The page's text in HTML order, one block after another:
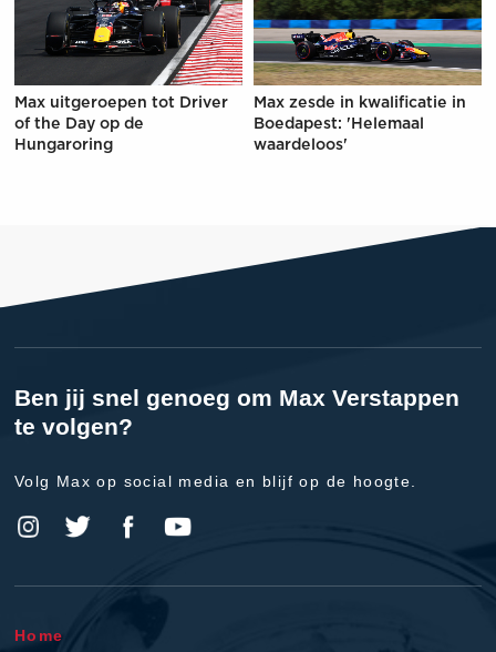
Max uitgeroepen tot Driver
of the Day op de
Hungaroring
Max zesde in kwalificatie in
Boedapest: 'Helemaal
waardeloos'
Ben jij snel genoeg om Max Verstappen
te volgen?
Volg Max op social media en blijf op de hoogte.
Home